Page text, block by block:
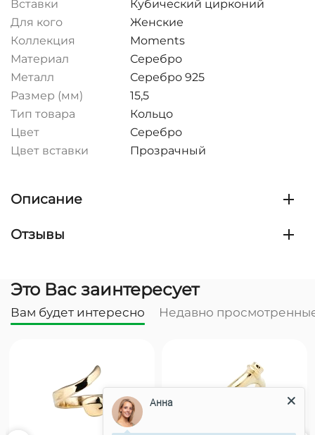
Вставки
Кубический цирконий
Для кого
Женские
Коллекция
Moments
Материал
Серебро
Металл
Серебро 925
Размер (мм)
15,5
Тип товара
Кольцо
Цвет
Серебро
Цвет вставки
Прозрачный
Описание
Отзывы
Это Вас заинтересует
Вам будет интересно Недавно
Анна